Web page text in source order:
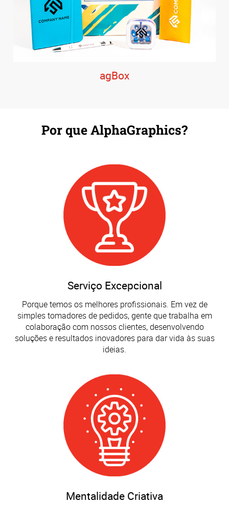
agBox
Por que AlphaGraphics?
Serviço Excepcional
Porque temos os melhores profissionais. Em vez de
simples tomadores de pedidos, gente que trabalha em
colaboração com nossos clientes, desenvolvendo
soluções e resultados inovadores para dar vida às suas
ideias.
Mentalidade Criativa